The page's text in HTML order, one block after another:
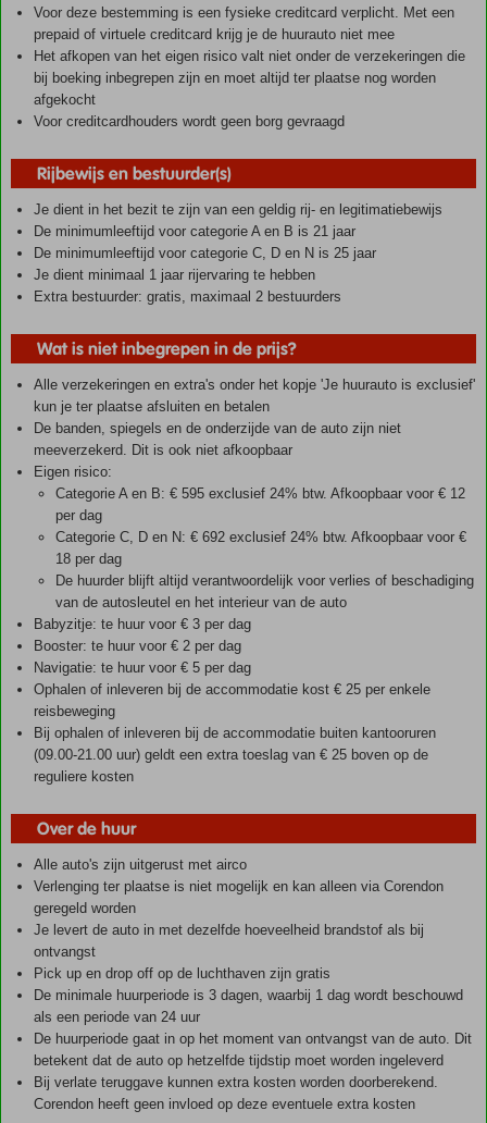
Voor deze bestemming is een fysieke creditcard verplicht. Met een
prepaid of virtuele creditcard krijg je de huurauto niet mee
Het afkopen van het eigen risico valt niet onder de verzekeringen die
bij boeking inbegrepen zijn en moet altijd ter plaatse nog worden
afgekocht
Voor creditcardhouders wordt geen borg gevraagd
Rijbewijs en bestuurder(s)
Je dient in het bezit te zijn van een geldig rij- en legitimatiebewijs
De minimumleeftijd voor categorie A en B is 21 jaar
De minimumleeftijd voor categorie C, D en N is 25 jaar
Je dient minimaal 1 jaar rijervaring te hebben
Extra bestuurder: gratis, maximaal 2 bestuurders
Wat is niet inbegrepen in de prijs?
Alle verzekeringen en extra's onder het kopje 'Je huurauto is exclusief'
kun je ter plaatse afsluiten en betalen
De banden, spiegels en de onderzijde van de auto zijn niet
meeverzekerd. Dit is ook niet afkoopbaar
Eigen risico:
Categorie A en B: € 595 exclusief 24% btw. Afkoopbaar voor € 12
per dag
Categorie C, D en N: € 692 exclusief 24% btw. Afkoopbaar voor €
18 per dag
De huurder blijft altijd verantwoordelijk voor verlies of beschadiging
van de autosleutel en het interieur van de auto
Babyzitje: te huur voor € 3 per dag
Booster: te huur voor € 2 per dag
Navigatie: te huur voor € 5 per dag
Ophalen of inleveren bij de accommodatie kost € 25 per enkele
reisbeweging
Bij ophalen of inleveren bij de accommodatie buiten kantooruren
(09.00-21.00 uur) geldt een extra toeslag van € 25 boven op de
reguliere kosten
Over de huur
Alle auto's zijn uitgerust met airco
Verlenging ter plaatse is niet mogelijk en kan alleen via Corendon
geregeld worden
Je levert de auto in met dezelfde hoeveelheid brandstof als bij
ontvangst
Pick up en drop off op de luchthaven zijn gratis
De minimale huurperiode is 3 dagen, waarbij 1 dag wordt beschouwd
als een periode van 24 uur
De huurperiode gaat in op het moment van ontvangst van de auto. Dit
betekent dat de auto op hetzelfde tijdstip moet worden ingeleverd
Bij verlate teruggave kunnen extra kosten worden doorberekend.
Corendon heeft geen invloed op deze eventuele extra kosten